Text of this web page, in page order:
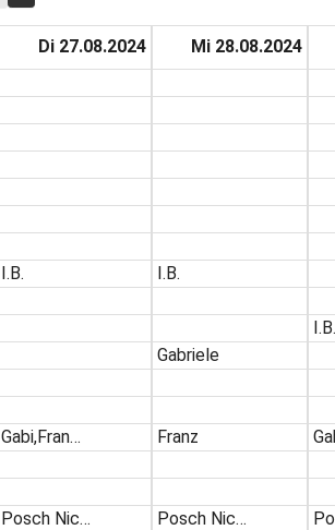
Di 27.08.2024
I.B.
Gabi,Fran…
Posch Nic…
Mi 28.08.2024
I.B.
Gabriele
Franz
Posch Nic…
I.B.